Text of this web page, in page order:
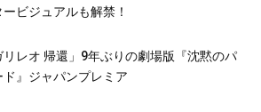
ービジュアルも解禁！
リレオ 帰還」9年ぶりの劇場版『沈黙のパ
ド』ジャパンプレミア